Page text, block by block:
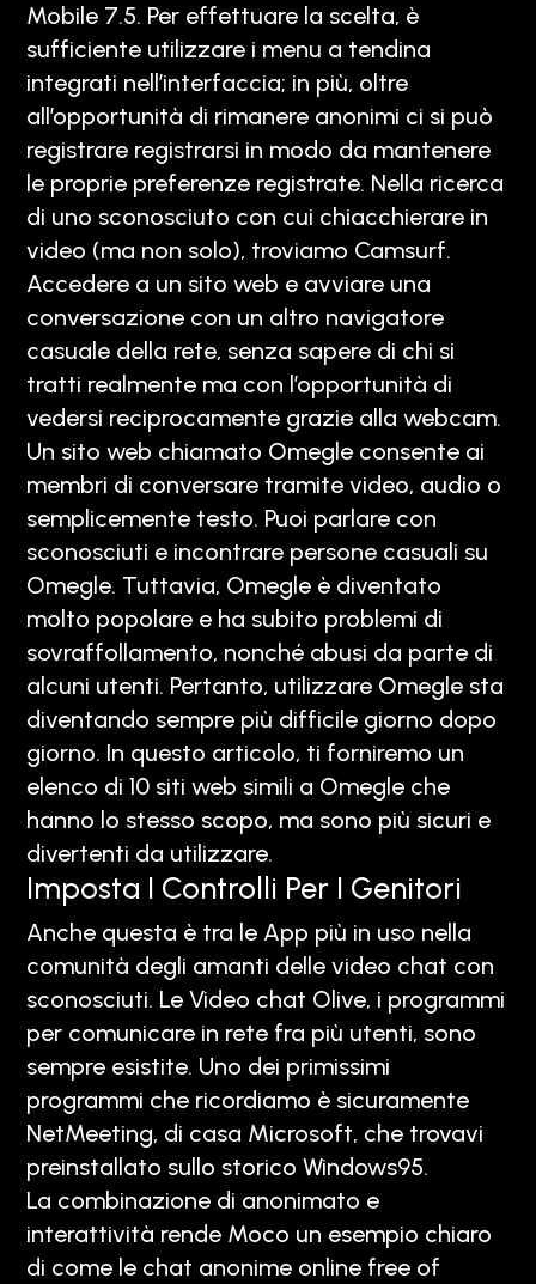
Mobile 7.5. Per effettuare la scelta, è
sufficiente utilizzare i menu a tendina
integrati nell’interfaccia; in più, oltre
all’opportunità di rimanere anonimi ci si può
registrare registrarsi in modo da mantenere
le proprie preferenze registrate. Nella ricerca
di uno sconosciuto con cui chiacchierare in
video (ma non solo), troviamo Camsurf.
Accedere a un sito web e avviare una
conversazione con un altro navigatore
casuale della rete, senza sapere di chi si
tratti realmente ma con l’opportunità di
vedersi reciprocamente grazie alla webcam.
Un sito web chiamato Omegle consente ai
membri di conversare tramite video, audio o
semplicemente testo. Puoi parlare con
sconosciuti e incontrare persone casuali su
Omegle. Tuttavia, Omegle è diventato
molto popolare e ha subito problemi di
sovraffollamento, nonché abusi da parte di
alcuni utenti. Pertanto, utilizzare Omegle sta
diventando sempre più difficile giorno dopo
giorno. In questo articolo, ti forniremo un
elenco di 10 siti web simili a Omegle che
hanno lo stesso scopo, ma sono più sicuri e
divertenti da utilizzare.
Imposta I Controlli Per I Genitori
Anche questa è tra le App più in uso nella
comunità degli amanti delle video chat con
sconosciuti. Le Video chat Olive, i programmi
per comunicare in rete fra più utenti, sono
sempre esistite. Uno dei primissimi
programmi che ricordiamo è sicuramente
NetMeeting, di casa Microsoft, che trovavi
preinstallato sullo storico Windows95.
La combinazione di anonimato e
interattività rende Moco un esempio chiaro
di come le chat anonime online free of